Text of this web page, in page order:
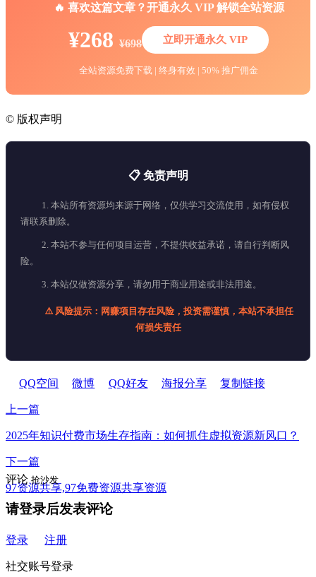
🔥 喜欢这篇文章？开通永久 VIP 解锁全站资源
¥268 ¥698 立即开通永久 VIP
全站资源免费下载 | 终身有效 | 50% 推广佣金
© 版权声明
📋 免责声明
1. 本站所有资源均来源于网络，仅供学习交流使用，如有侵权
请联系删除。
2. 本站不参与任何项目运营，不提供收益承诺，请自行判断风
险。
3. 本站仅做资源分享，请勿用于商业用途或非法用途。
⚠️ 风险提示：网赚项目存在风险，投资需谨慎，本站不承担任
何损失责任
QQ空间 微博 QQ好友 海报分享 复制链接
上一篇
2025年知识付费市场生存指南：如何抓住虚拟资源新风口？
下一篇
97资源共享,97免费资源共享资源
评论 抢沙发
请登录后发表评论
登录 注册
社交账号登录